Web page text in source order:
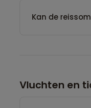
Kan de
Vluchten en